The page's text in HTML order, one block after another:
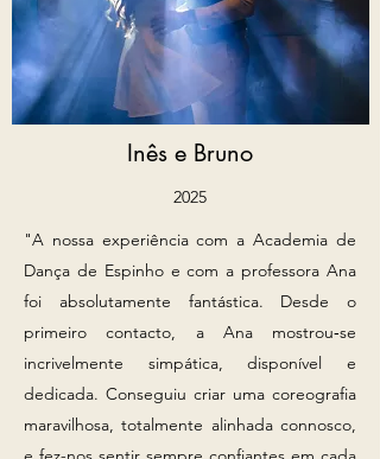
Inês e Bruno
2025
"A nossa experiência com a Academia de
Dança de Espinho e com a professora Ana
foi absolutamente fantástica. Desde o
primeiro contacto, a Ana mostrou‑se
incrivelmente simpática, disponível e
dedicada. Conseguiu criar uma coreografia
maravilhosa, totalmente alinhada connosco,